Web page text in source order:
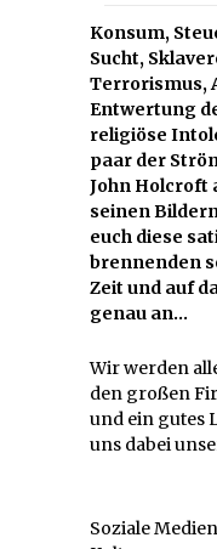
Konsum,
Sucht,
Terrorismus,
Entwertung
religiöse
paar der
John Holcroft
seinen
euch diese
brennenden
Zeit und auf
genau an…
Wir werden
den großen
und ein gutes
uns dabei
Soziale